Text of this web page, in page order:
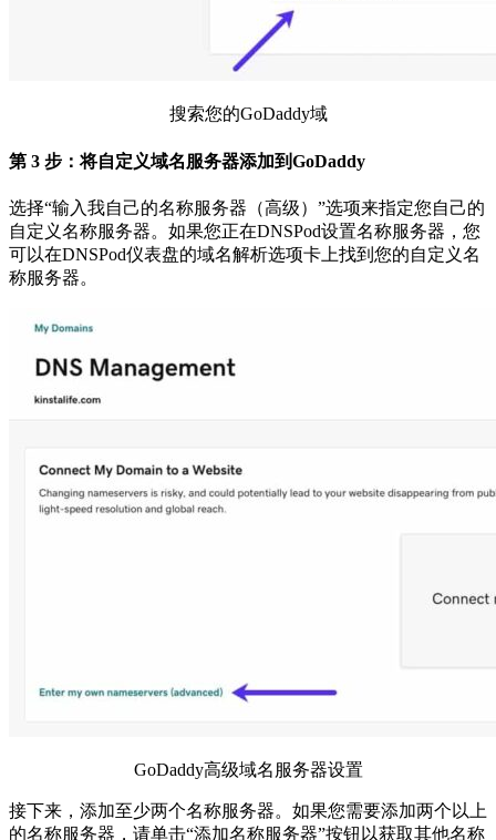
搜索您的GoDaddy域
第 3 步：将自定义域名服务器添加到GoDaddy
选择“输入我自己的名称服务器（高级）”选项来指定您自己的
自定义名称服务器。如果您正在DNSPod设置名称服务器，您
可以在DNSPod仪表盘的域名解析选项卡上找到您的自定义名
称服务器。
GoDaddy高级域名服务器设置
接下来，添加至少两个名称服务器。如果您需要添加两个以上
的名称服务器，请单击“添加名称服务器”按钮以获取其他名称